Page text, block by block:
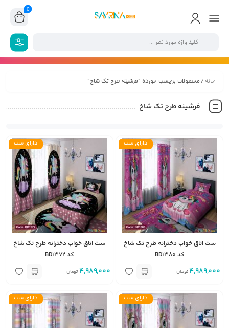
0
خانه/ محصولات برچسب خورده “فرشینه طرح تک شاخ”
فرشینه طرح تک شاخ
دارای ست
ست اتاق خواب دخترانه طرح تک شاخ
کد BD1380
4,989,000 تومان
دارای ست
ست اتاق خواب دخترانه طرح تک شاخ
کد BD1372
4,989,000 تومان
دارای ست دارای ست